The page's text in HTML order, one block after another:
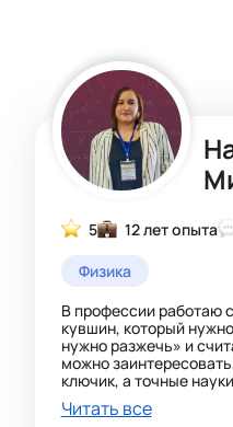
5 12 лет опыта
Физика
В профессии работаю
кувшин, который
нужно разжечь» и
можно
ключик, а точные
приводят в порядок и
Я специализируюсь на
Читать все